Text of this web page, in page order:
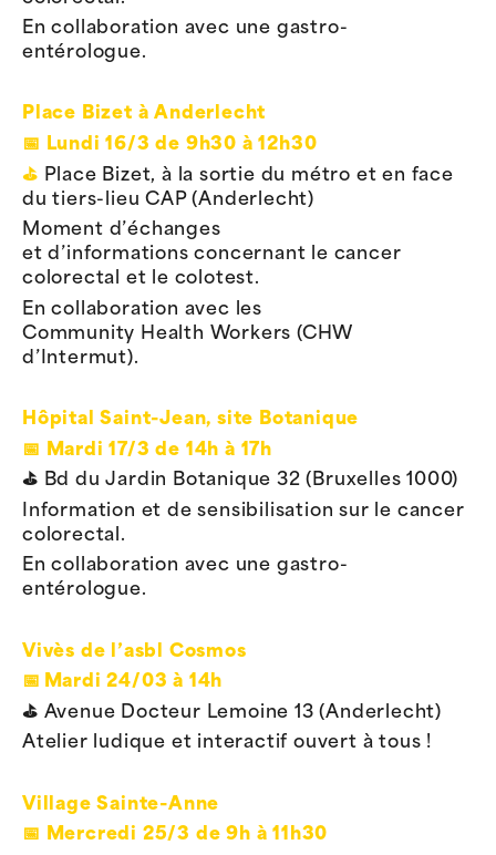
En collaboration avec une gastro-
entérologue.
Place Bizet à Anderlecht
📅
Lundi 16/3 de 9h30 à 12h30
⛳️ Place Bizet, à la sortie du métro et en face
du tiers-lieu CAP (Anderlecht)
Moment d’échanges
et d’informations concernant le cancer
colorectal et le colotest.
En collaboration avec les
Community Health Workers (CHW
d’Intermut).
Hôpital Saint-Jean, site Botanique
📅
Mardi 17/3 de 14h à 17h
⛳️ Bd du Jardin Botanique 32 (Bruxelles 1000)
Information et de sensibilisation sur le cancer
colorectal.
En collaboration avec une gastro-
entérologue.
Vivès de l’asbl Cosmos
📅
Mardi 24/03 à 14h
⛳️ Avenue Docteur Lemoine 13 (Anderlecht)
Atelier ludique et interactif ouvert à tous !
Village Sainte-Anne
📅
Mercredi 25/3 de 9h à 11h30